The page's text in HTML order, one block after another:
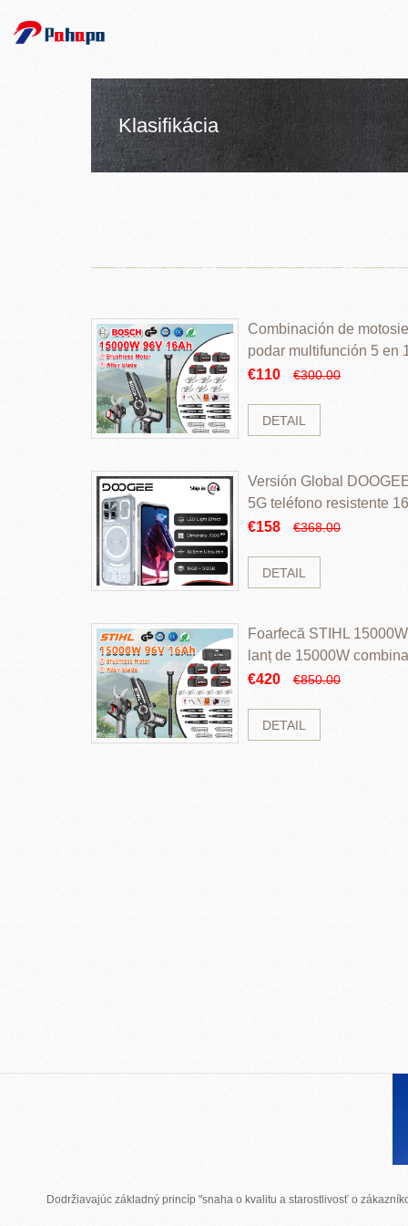
Klasifikácia
Combinación de
podar multifunción 5 en
€110
€300.00
DETAIL
Versión Global
5G teléfono resistente
ROM Mediatek
€158 €368.00
DETAIL
Foarfecă STIHL
lanț de 15000W
perii și baterie cu li
€420 €850.00
DETAIL
Dodržiavajúc základný princíp "snaha o kvalitu a starostlivosť o